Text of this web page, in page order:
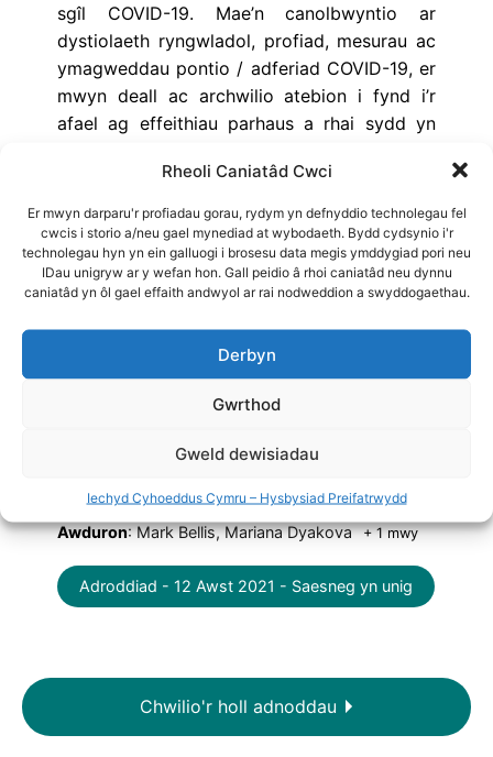
Rheoli Caniatâd Cwci
Er mwyn darparu'r profiadau gorau, rydym yn defnyddio technolegau fel
cwcis i storio a/neu gael mynediad at wybodaeth. Bydd cydsynio i'r
technolegau hyn yn ein galluogi i brosesu data megis ymddygiad pori neu
IDau unigryw ar y wefan hon. Gall peidio â rhoi caniatâd neu dynnu
caniatâd yn ôl gael effaith andwyol ar rai nodweddion a swyddogaethau.
Derbyn
Gwrthod
Gweld dewisiadau
Iechyd Cyhoeddus Cymru – Hysbysiad Preifatrwydd
sgîl COVID-19. Mae’n canolbwyntio ar
dystiolaeth ryngwladol, profiad, mesurau ac
ymagweddau pontio / adferiad COVID-19, er
mwyn deall ac archwilio atebion i fynd i’r
afael ag effeithiau parhaus a rhai sydd yn
cymdeithasol ac economaidd (niwed a
buddion posibl).
Y pynciau ffocws yw:
Effaith COVID-19 ar grwpiau sy’n agored i
niwed
Adferiad gwasanaeth iechyd meddwl o
Defnyddiwyd yr adroddiadau hyn yn ystod
ymateb Iechyd Cyhoeddus Cymru, ac felly
maen nhw ar gael yn Saesneg yn unig.
Awduron: Mark Bellis, Mariana Dyakova + 1 mwy
Adroddiad - 12 Awst 2021 - Saesneg yn unig
Chwilio'r holl adnoddau